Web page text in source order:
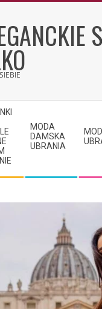
MODA
DAMSKA
UBRANIA